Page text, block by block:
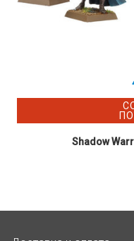
Shadow